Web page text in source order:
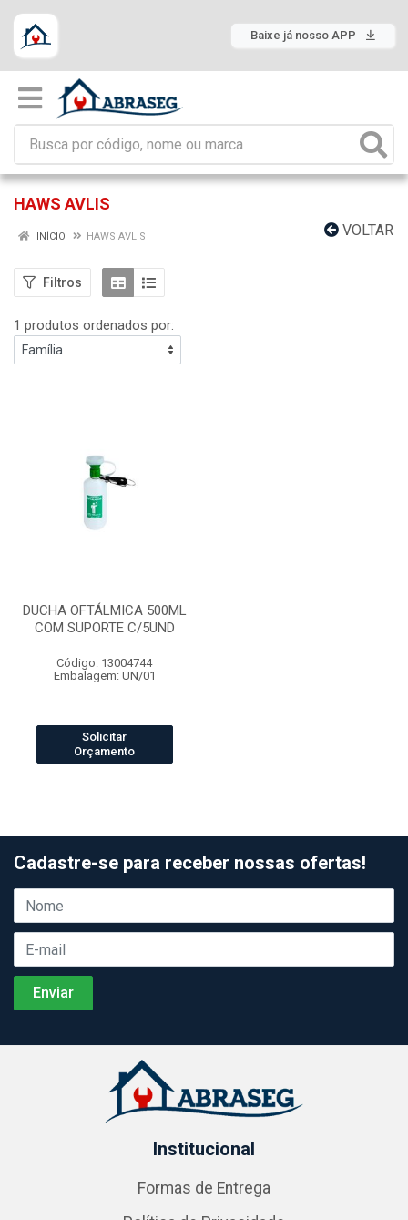
Baixe já nosso APP
HAWS AVLIS
VOLTAR
INÍCIO HAWS AVLIS
Filtros
1 produtos ordenados por:
DUCHA OFTÁLMICA 500ML
COM SUPORTE C/5UND
Código: 13004744
Embalagem: UN/01
Solicitar
Orçamento
Cadastre-se para receber nossas ofertas!
Institucional
Formas de Entrega